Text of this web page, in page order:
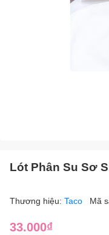
Lót Phân Su Sơ
Thương hiệu: Taco Mã
33.000₫